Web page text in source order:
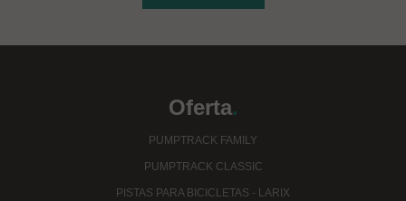
Oferta.
PUMPTRACK FAMILY
PUMPTRACK CLASSIC
PISTAS PARA BICICLETAS - LARIX